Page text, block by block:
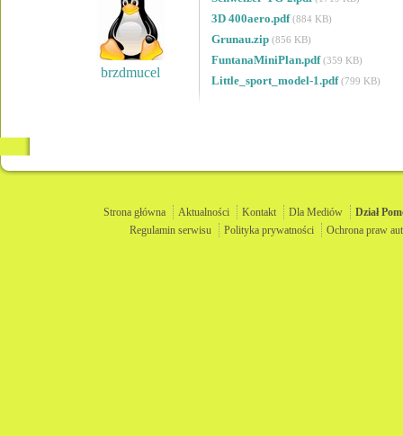
brzdmucel
3D 400aero.pdf(884 KB)
Grunau.zip (856 KB)
FuntanaMiniPlan.pdf(359 KB)
Little_sport_model-1.pdf(799 KB)
Strona główna Aktualności Kontakt Dla Mediów Dział
Regulamin serwisu
Polityka prywatności Ochrona praw